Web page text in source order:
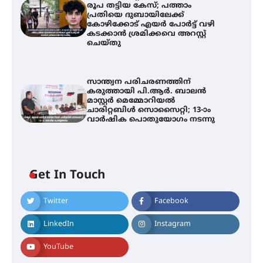
രൂപ തട്ടിയ കേസ്; പത്താം
പ്രതിയെ ദുബായിലേക്ക്
കോഴിക്കോട് എയർ പോർട്ട് വഴി
കടക്കാൻ ശ്രമിക്കവെ അറസ്റ്റ്
ചെയ്തു
സാന്ത്വന പരിചരണത്തിന്
കരുത്തായി പി.ആർ. ബാലൻ
മാസ്റ്റർ മെമ്മോറിയൽ
ചാരിറ്റബിൾ സൊസൈറ്റി; 13-ാം
വാർഷിക പൊതുയോഗം നടന്നു
Get In Touch
Twitter Facebook
LinkedIn Instagram
YouTube
സെന്റ് ജോസഫ്സ് കോളേജിൽ 31-ാ
മത് ഇന്റർ-സ്കൂൾ ഗണിത ക്വിസ്
മത്സരം സംഘടിപ്പിച്ചു